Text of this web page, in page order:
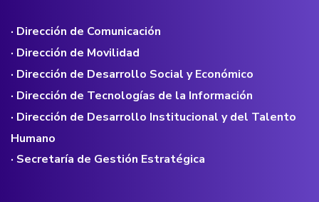
· Dirección de Comunicación
· Dirección de Movilidad
· Dirección de Desarrollo Social y Económico
· Dirección de Tecnologías de la Información
· Dirección de Desarrollo Institucional y del Talento
Humano
· Secretaría de Gestión Estratégica